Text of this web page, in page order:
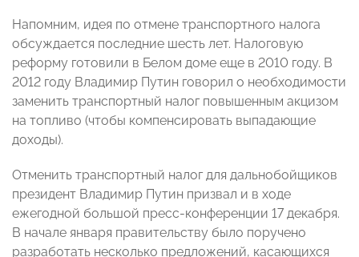
Напомним, идея по отмене транспортного налога
обсуждается последние шесть лет. Налоговую
реформу готовили в Белом доме еще в 2010 году. В
2012 году Владимир Путин говорил о необходимости
заменить транспортный налог повышенным акцизом
на топливо (чтобы компенсировать выпадающие
доходы).
Отменить транспортный налог для дальнобойщиков
президент Владимир Путин призвал и в ходе
ежегодной большой пресс-конференции 17 декабря.
В начале января правительству было поручено
разработать несколько предложений, касающихся